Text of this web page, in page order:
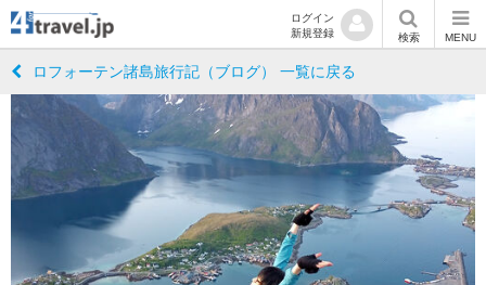
ログイン
新規登録
検索 MENU
ロフォーテン諸島旅行記（ブログ） 一覧に戻る